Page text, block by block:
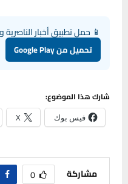
📱 حمل تطبيق أخبار
تحميل من Google Play
شارك هذا الموضوع:
فيس بوك X
مشاركة 0